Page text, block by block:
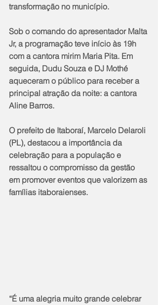
transformação no município.
Sob o comando do apresentador Malta
Jr, a programação teve início às 19h
com a cantora mirim Maria Pita. Em
seguida, Dudu Souza e DJ Mothé
aqueceram o público para receber a
principal atração da noite: a cantora
Aline Barros.
O prefeito de Itaboraí, Marcelo Delaroli
(PL), destacou a importância da
celebração para a população e
ressaltou o compromisso da gestão
em promover eventos que valorizem as
famílias itaboraienses.
“É uma alegria muito grande celebrar